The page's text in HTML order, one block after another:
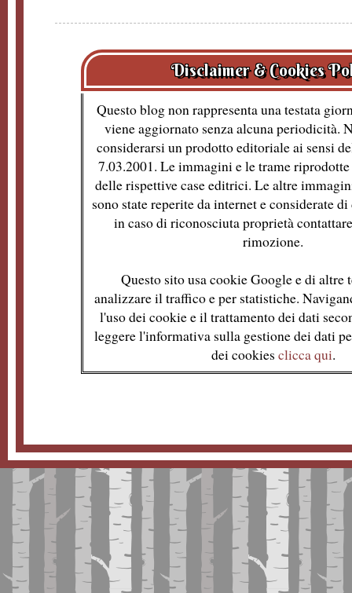
Disclaimer & Cookies
Questo blog non rappresenta una testata
viene aggiornato senza alcuna periodicità.
considerarsi un prodotto editoriale ai sensi
7.03.2001. Le immagini e le trame
delle rispettive case editrici. Le altre
sono state reperite da internet e considerate
in caso di riconosciuta proprietà
rimozione.
Questo sito usa cookie Google e di altre
analizzare il traffico e per statistiche.
l'uso dei cookie e il trattamento dei dati
leggere l'informativa sulla gestione dei dati
dei cookies clicca qui.